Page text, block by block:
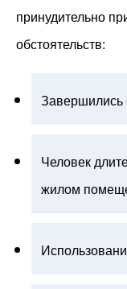
принудительно
обстоятельств:
Завершились
Человек
жилом